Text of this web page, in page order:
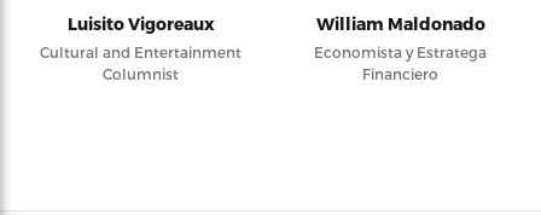
Luisito Vigoreaux
Cultural and Entertainment
Columnist
William Maldonado
Economista y Estratega
Financiero